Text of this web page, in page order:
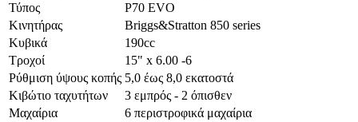
Τύπος
P70 EVO
Κινητήρας
Briggs&Stratton 850 series
Κυβικά
190cc
Τροχοί
15" x 6.00 -6
Ρύθμιση ύψους κοπής 5,0 έως 8,0 εκατοστά
Κιβώτιο ταχυτήτων
3 εμπρός - 2 όπισθεν
Μαχαίρια
6 περιστροφικά μαχαίρια